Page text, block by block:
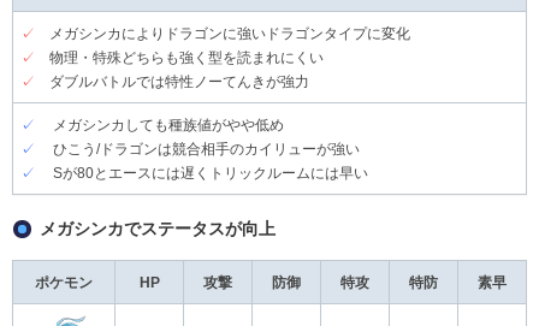
✓
メガシンカによりドラゴンに強いドラゴンタイプに変化
✓ 物理・特殊どちらも強く型を読まれにくい
✓ ダブルバトルでは特性ノーてんきが強力
✓
メガシンカしても種族値がやや低め
✓
ひこう/ドラゴンは競合相手のカイリューが強い
✓
Sが80とエースには遅くトリックルームには早い
メガシンカでステータスが向上
ポケモン HP 攻撃 防御 特攻 特防 素早